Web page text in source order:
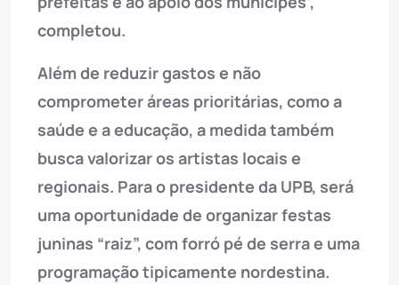
completou.
Além de reduzir gastos e não
comprometer áreas prioritárias, como a
saúde e a educação, a medida também
busca valorizar os artistas locais e
regionais. Para o presidente da UPB, será
uma oportunidade de organizar festas
juninas “raiz”, com forró pé de serra e uma
programação tipicamente nordestina.